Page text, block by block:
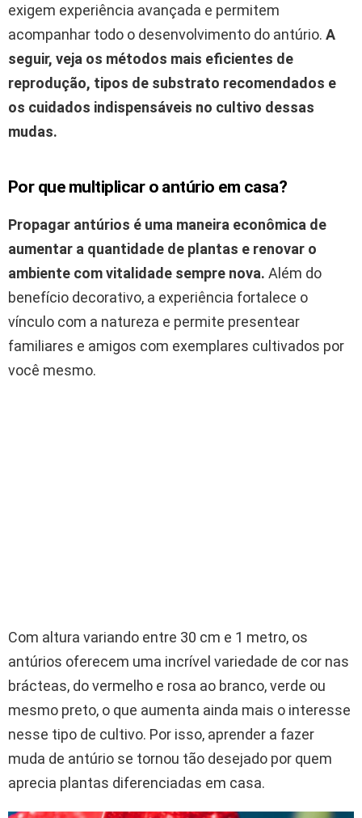
exigem experiência avançada e permitem
acompanhar todo o desenvolvimento do antúrio. A
seguir, veja os métodos mais eficientes de
reprodução, tipos de substrato recomendados e
os cuidados indispensáveis no cultivo dessas
mudas.
Por que multiplicar o antúrio em casa?
Propagar antúrios é uma maneira econômica de
aumentar a quantidade de plantas e renovar o
ambiente com vitalidade sempre nova. Além do
benefício decorativo, a experiência fortalece o
vínculo com a natureza e permite presentear
familiares e amigos com exemplares cultivados por
você mesmo.
Com altura variando entre 30 cm e 1 metro, os
antúrios oferecem uma incrível variedade de cor nas
brácteas, do vermelho e rosa ao branco, verde ou
mesmo preto, o que aumenta ainda mais o interesse
nesse tipo de cultivo. Por isso, aprender a fazer
muda de antúrio se tornou tão desejado por quem
aprecia plantas diferenciadas em casa.